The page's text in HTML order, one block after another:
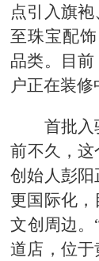
点引入旗
至珠宝配
品类。目
户正在装修
首批入驻
前不久，这
创始人彭阳
更国际化
文创周边。
道店，位